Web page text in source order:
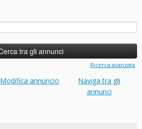
Ricerca avanzata
Modifica annuncio
Naviga tra gli
annunci